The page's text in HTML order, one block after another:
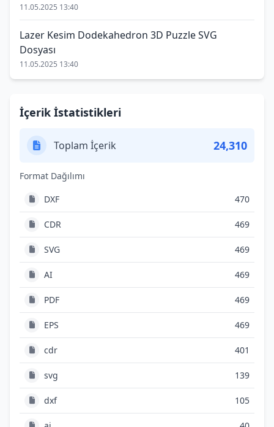
11.05.2025 13:40
Lazer Kesim Dodekahedron 3D Puzzle SVG
Dosyası
11.05.2025 13:40
İçerik İstatistikleri
Toplam İçerik 24,310
Format Dağılımı
DXF
470
CDR 469
SVG 469
AI 469
PDF 469
EPS 469
cdr 401
svg 139
dxf 105